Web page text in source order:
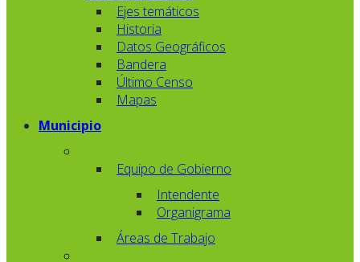
Ejes temáticos
Historia
Datos Geográficos
Bandera
Último Censo
Mapas
Municipio
Equipo de Gobierno
Intendente
Organigrama
Áreas de Trabajo